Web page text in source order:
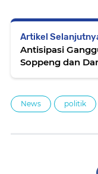
Artikel
Antisipasi
Soppeng dan
News politik